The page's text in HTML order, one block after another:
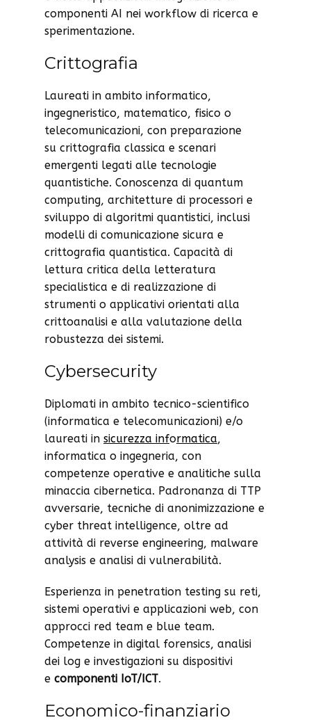
componenti AI nei workflow di ricerca e
sperimentazione.
Crittografia
Laureati in ambito informatico,
ingegneristico, matematico, fisico o
telecomunicazioni, con preparazione
su crittografia classica e scenari
emergenti legati alle tecnologie
quantistiche. Conoscenza di quantum
computing, architetture di processori e
sviluppo di algoritmi quantistici, inclusi
modelli di comunicazione sicura e
crittografia quantistica. Capacità di
lettura critica della letteratura
specialistica e di realizzazione di
strumenti o applicativi orientati alla
crittoanalisi e alla valutazione della
robustezza dei sistemi.
Cybersecurity
Diplomati in ambito tecnico-scientifico
(informatica e telecomunicazioni) e/o
laureati in sicurezza informatica,
informatica o ingegneria, con
competenze operative e analitiche sulla
minaccia cibernetica. Padronanza di TTP
avversarie, tecniche di anonimizzazione e
cyber threat intelligence, oltre ad
attività di reverse engineering, malware
analysis e analisi di vulnerabilità.
Esperienza in penetration testing su reti,
sistemi operativi e applicazioni web, con
approcci red team e blue team.
Competenze in digital forensics, analisi
dei log e investigazioni su dispositivi
e componenti IoT/ICT.
Economico-finanziario